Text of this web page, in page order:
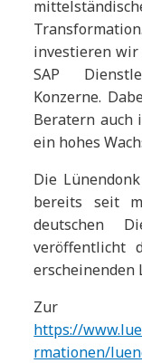
investieren wir
SAP
Konzerne.
Beratern auch
ein hohes
Die
bereits seit
deutschen
veröffentlicht
erscheinenden
Zur
https://
rmationen/